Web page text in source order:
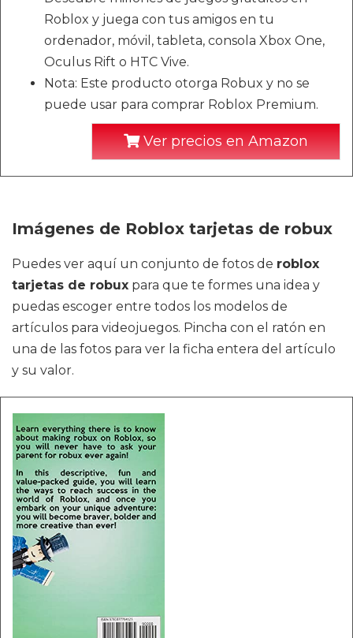
Roblox y juega con tus amigos en tu
ordenador, móvil, tableta, consola Xbox One,
Oculus Rift o HTC Vive.
Nota: Este producto otorga Robux y no se
puede usar para comprar Roblox Premium.
Ver precios en Amazon
Imágenes de Roblox tarjetas de robux
Puedes ver aquí un conjunto de fotos de roblox
tarjetas de robux para que te formes una idea y
puedas escoger entre todos los modelos de
artículos para videojuegos. Pincha con el ratón en
una de las fotos para ver la ficha entera del artículo
y su valor.